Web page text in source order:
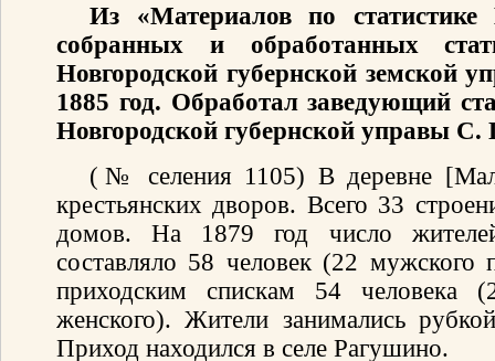
Из «Материалов по статистике
собранных и обработанных
Новгородской губернской земской
1885 год. Обработал заведующий
Новгородской губернской управы
(№ селения 1105) В деревне
крестьянских дворов. Всего 33
домов. На 1879 год число
составляло 58 человек (22
приходским спискам 54
женского). Жители занимались
Приход находился в селе Рагушино.